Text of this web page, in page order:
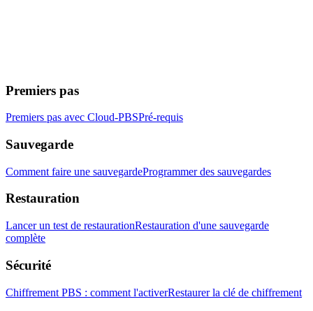
Premiers pas
Premiers pas avec Cloud-PBSPré-requis
Sauvegarde
Comment faire une sauvegardeProgrammer des sauvegardes
Restauration
Lancer un test de restaurationRestauration d'une sauvegarde
complète
Sécurité
Chiffrement PBS : comment l'activerRestaurer la clé de chiffrement